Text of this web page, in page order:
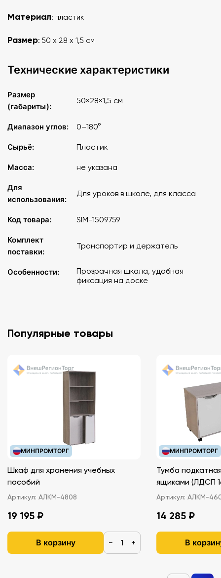
Материал: пластик
Размер: 50 х 28 х 1,5 см
Технические характеристики
Размер
(габариты):
50×28×1,5 см
Диапазон углов: 0–180°
Сырьё: Пластик
Масса: не указана
Для
использования:
Для уроков в школе, для класса
Код товара: SIM-1509759
Комплект
поставки:
Транспортир и держатель
Особенности:
Прозрачная шкала, удобная
фиксация на доске
Популярные товары
МИНПРОМТОРГ
Шкаф для хранения учебных
пособий
Артикул: АЛКМ-4808
19 195 ₽
В корзину − +
МИНПРОМТОРГ
Тумба
ящиками
Артикул: АЛКМ-
14 285 ₽
В